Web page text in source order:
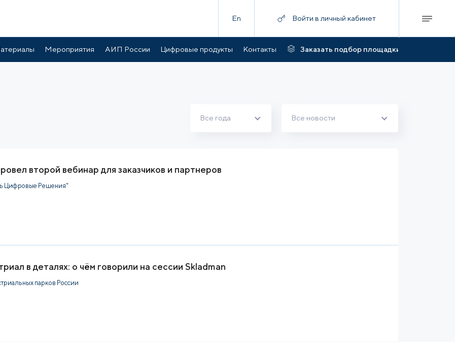
En Войти в личный кабинет
Мероприятия АИП России Цифровые продукты Контакты Заказать подбор площадки
Все года Все новости
второй вебинар для заказчиков и партнеров
Цифровые Решения"
в деталях: о чём говорили на сессии Skladman
парков России